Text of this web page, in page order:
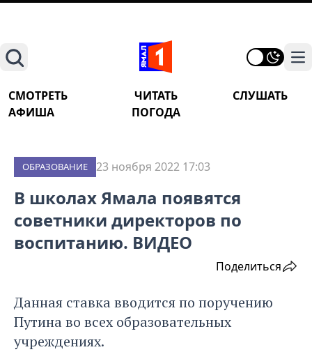
Поиск
СМОТРЕТЬ ЧИТАТЬ
СЛУШАТЬ
АФИША
ПОГОДА
ОБРАЗОВАНИЕ 23 ноября 2022 17:03
В школах Ямала появятся
советники директоров по
воспитанию. ВИДЕО
Поделиться
Данная ставка вводится по поручению
Путина во всех образовательных
учреждениях.